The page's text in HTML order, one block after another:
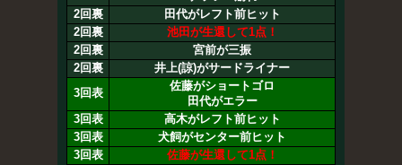
2回裏
田代がレフト前ヒット
2回裏
池田が生還して1点！
2回裏
宮前が三振
2回裏
井上(諒)がサードライナー
3回表
佐藤がショートゴロ
田代がエラー
3回表
高木がレフト前ヒット
3回表
犬飼がセンター前ヒット
3回表
佐藤が生還して1点！